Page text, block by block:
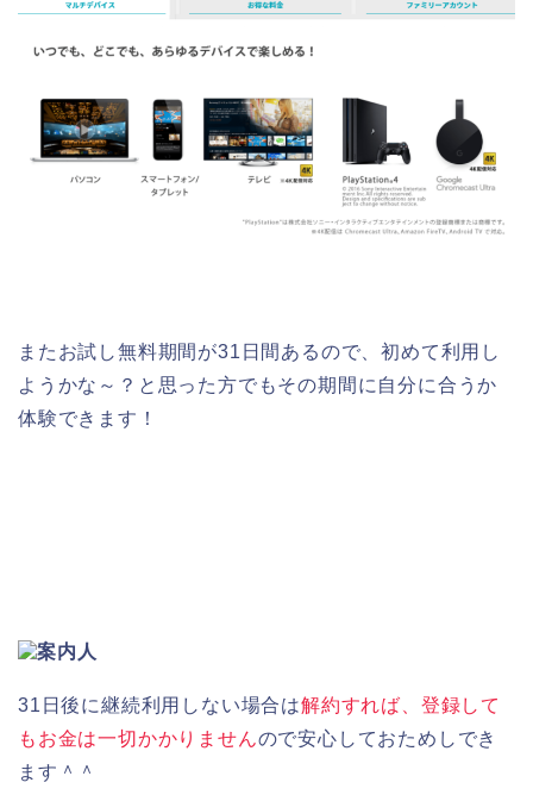
またお試し無料期間が31日間あるので、初めて利用し
ようかな～？と思った方でもその期間に自分に合うか
体験できます！
31日後に継続利用しない場合は解約すれば、登録して
もお金は一切かかりませんので安心しておためしでき
ます＾＾